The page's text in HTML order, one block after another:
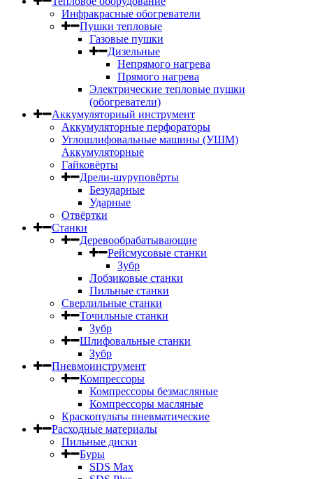
Инфракрасные обогреватели
Пушки тепловые
Газовые пушки
Дизельные
Непрямого нагрева
Прямого нагрева
Электрические тепловые пушки
(обогреватели)
Аккумуляторный инструмент
Аккумуляторные перфораторы
Углошлифовальные машины (УШМ)
Аккумуляторные
Гайковёрты
Дрели-шуруповёрты
Безударные
Ударные
Отвёртки
Станки
Деревообрабатывающие
Рейсмусовые станки
Зубр
Лобзиковые станки
Пильные станки
Сверлильные станки
Точильные станки
Зубр
Шлифовальные станки
Зубр
Пневмоинструмент
Компрессоры
Компрессоры безмасляные
Компрессоры масляные
Краскопульты пневматические
Расходные материалы
Пильные диски
Буры
SDS Max